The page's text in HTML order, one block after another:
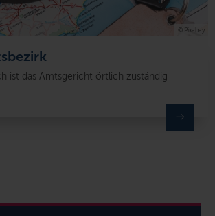
ist das Amtsgericht örtlich zuständig
© Pixabay